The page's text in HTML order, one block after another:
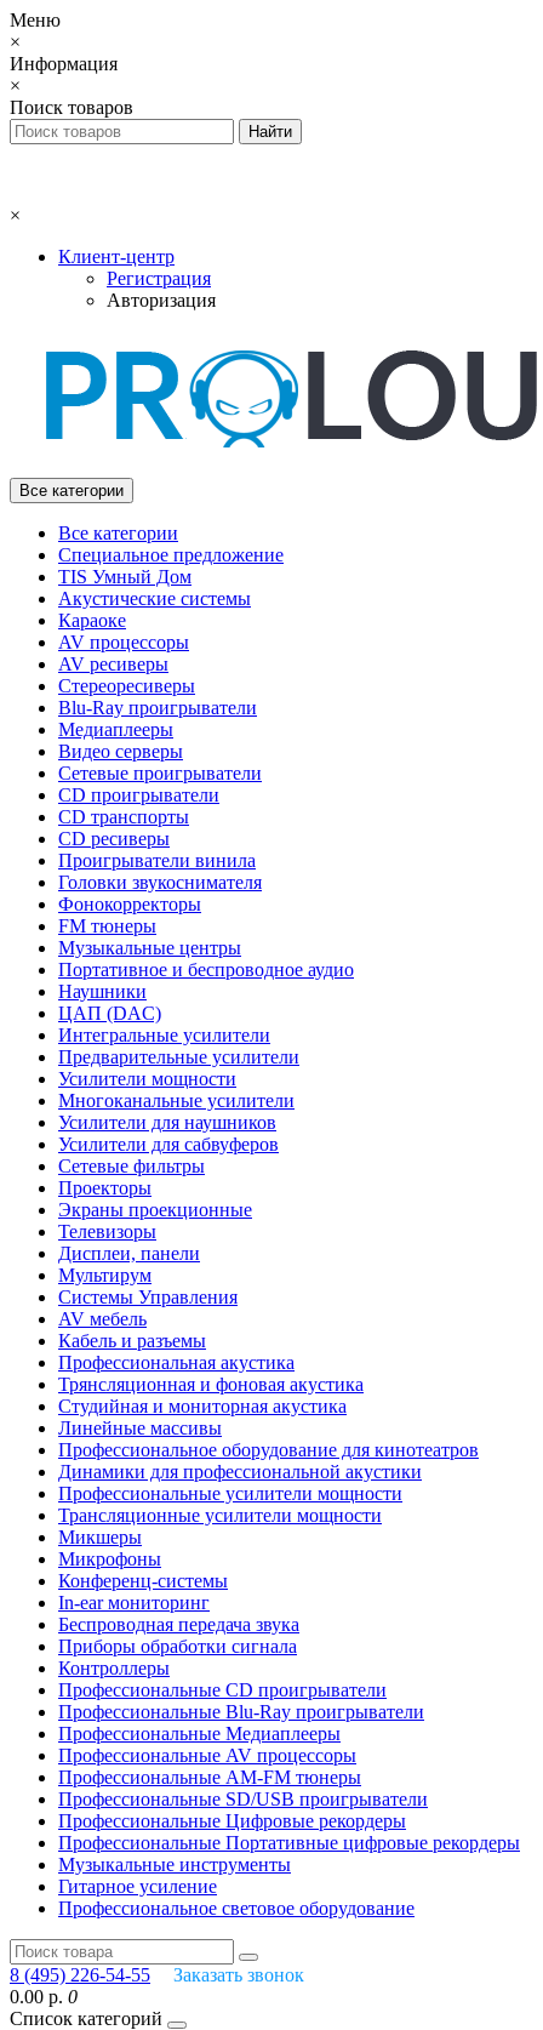
Меню
×
Информация
×
Поиск товаров
×
Клиент-центр
Регистрация
Авторизация
Все категории
Все категории
Специальное предложение
TIS Умный Дом
Акустические системы
Караоке
AV процессоры
AV ресиверы
Стереоресиверы
Blu-Ray проигрыватели
Медиаплееры
Видео серверы
Сетевые проигрыватели
CD проигрыватели
CD транспорты
CD ресиверы
Проигрыватели винила
Головки звукоснимателя
Фонокорректоры
FM тюнеры
Музыкальные центры
Портативное и беспроводное аудио
Наушники
ЦАП (DAC)
Интегральные усилители
Предварительные усилители
Усилители мощности
Многоканальные усилители
Усилители для наушников
Усилители для сабвуферов
Сетевые фильтры
Проекторы
Экраны проекционные
Телевизоры
Дисплеи, панели
Мультирум
Системы Управления
AV мебель
Кабель и разъемы
Профессиональная акустика
Трянсляционная и фоновая акустика
Студийная и мониторная акустика
Линейные массивы
Профессиональное оборудование для кинотеатров
Динамики для профессиональной акустики
Профессиональные усилители мощности
Трансляционные усилители мощности
Микшеры
Микрофоны
Конференц-системы
In-ear мониторинг
Беспроводная передача звука
Приборы обработки сигнала
Контроллеры
Профессиональные СD проигрыватели
Профессиональные Blu-Ray проигрыватели
Профессиональные Медиаплееры
Профессиональные AV процессоры
Профессиональные AM-FM тюнеры
Профессиональные SD/USB проигрыватели
Профессиональные Цифровые рекордеры
Профессиональные Портативные цифровые рекордеры
Музыкальные инструменты
Гитарное усиление
Профессиональное световое оборудование
8 (495) 226-54-55
Заказать звонок
0.00 р. 0
Список категорий